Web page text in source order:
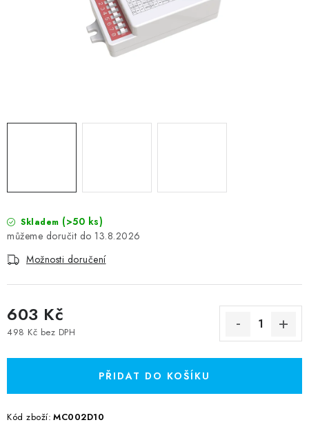
Skladem (>50 ks)
13.8.2026
Možnosti doručení
603 Kč
498 Kč bez DPH
PŘIDAT DO KOŠÍKU
Kód zboží: MC002D10